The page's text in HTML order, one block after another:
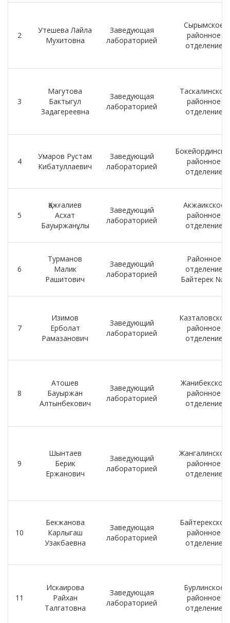
2
Утешева Лайла
Мухитовна
Заведующая
лабораторией
Сырымское
районное
отделение
3
Магутова
Бактыгул
Задагереевна
Заведующая
лабораторией
Таскалинское
районное
отделение
4
Умаров Рустам
Кибатуллаевич
Заведующий
лабораторией
районное
отделение
5
Қажғалиев
Асхат
Бауыржанұлы
Заведующий
лабораторией
Акжаикское
районное
отделение
6
Турманов
Малик
Рашитович
Заведующий
лабораторией
Районное
отделение
Байтерек №1
7
Изимов
Ерболат
Рамазанович
Заведующий
лабораторией
Казталовское
районное
отделение
8
Атошев
Бауыржан
Алтынбекович
Заведующий
лабораторией
Жанибекское
районное
отделение
9
Шынтаев
Берик
Ержанович
Заведующий
лабораторией
Жангалинское
районное
отделение
10
Бекжанова
Карлыгаш
Узакбаевна
Заведующая
лабораторией
Байтерекское
районное
отделение
11
Искаирова
Райхан
Талгатовна
Заведующая
лабораторией
Бурлинское
районное
отделение